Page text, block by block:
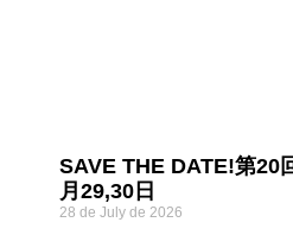
SAVE THE DATE!第20
月29,30日
28 de July de 2026